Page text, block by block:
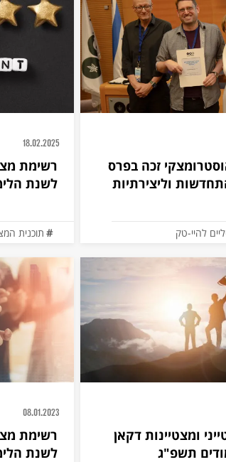
זכה בפרס
וליצירתיות
להיי-טק
18.02.2025
רשימת
לשנת
תוכנית
ומצטיינות דקאן
תשפ"ג
08.01.2023
רשימת
לשנת